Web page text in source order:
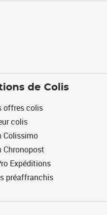
de Colis
offres colis
colis
Colissimo
Chronopost
Expéditions
préaffranchis